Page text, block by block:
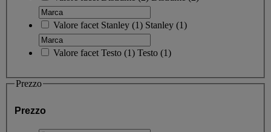
Valore facet Stanley (1) Stanley (1)
Valore facet Testo (1) Testo (1)
Prezzo
Prezzo